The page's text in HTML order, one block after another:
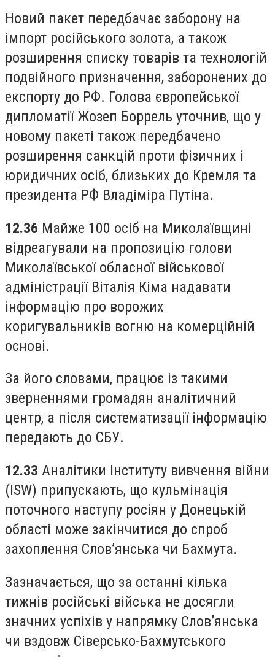
Новий пакет передбачає заборону на
імпорт російського золота, а також
розширення списку товарів та технологій
подвійного призначення, заборонених до
експорту до РФ. Голова європейської
дипломатії Жозеп Боррель уточнив, що у
новому пакеті також передбачено
розширення санкцій проти фізичних і
юридичних осіб, близьких до Кремля та
президента РФ Владіміра Путіна.
12.36 Майже 100 осіб на Миколаївщині
відреагували на пропозицію голови
Миколаївської обласної військової
адміністрації Віталія Кіма надавати
інформацію про ворожих
коригувальників вогню на комерційній
основі.
За його словами, працює із такими
зверненнями громадян аналітичний
центр, а після систематизації інформацію
передають до СБУ.
12.33 Аналітики Інституту вивчення війни
(ISW) припускають, що кульмінація
поточного наступу росіян у Донецькій
області може закінчитися до спроб
захоплення Слов’янська чи Бахмута.
Зазначається, що за останні кілька
тижнів російські війська не досягли
значних успіхів у напрямку Слов’янська
чи вздовж Сіверсько-Бахмутського